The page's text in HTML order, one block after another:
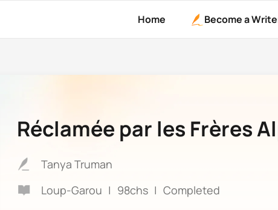
Home Become a
Réclamée par les Frères
Tanya Truman
Loup-Garou | 98chs | Completed